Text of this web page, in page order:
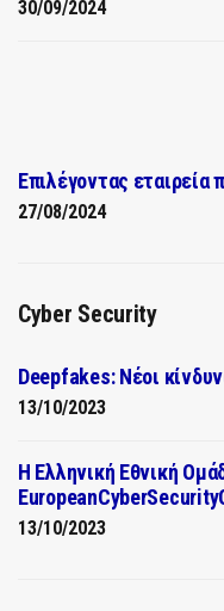
30/09/2024
Επιλέγοντας
27/08/2024
Cyber Security
Deepfakes: Νέοι
13/10/2023
Η Ελληνική Εθνική
13/10/2023